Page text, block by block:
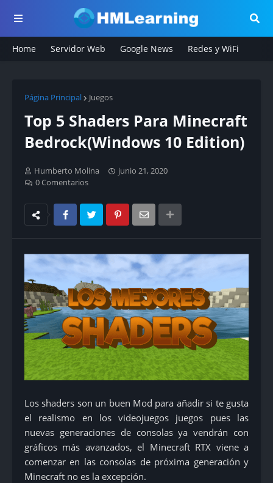
Home Servidor Web Google News Redes y WiFi
Página Principal Juegos
Top 5 Shaders Para Minecraft
Bedrock(Windows 10 Edition)
Humberto Molina
junio 21, 2020
0 Comentarios
Los shaders son un buen Mod para añadir si te gusta
el realismo en los videojuegos juegos pues las
nuevas generaciones de consolas ya vendrán con
gráficos más avanzados, el Minecraft RTX viene a
comenzar en las consolas de próxima generación y
Minecraft no es la excepción.